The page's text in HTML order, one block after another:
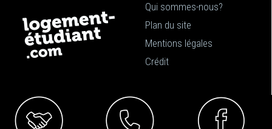
Qui sommes-nous?
Plan du site
Mentions légales
Crédit